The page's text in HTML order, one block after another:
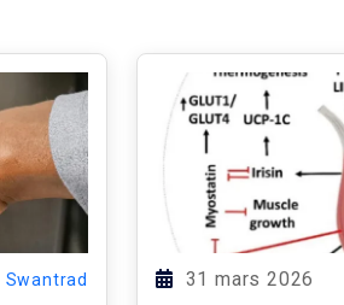
Swantrad 31 mars 2026